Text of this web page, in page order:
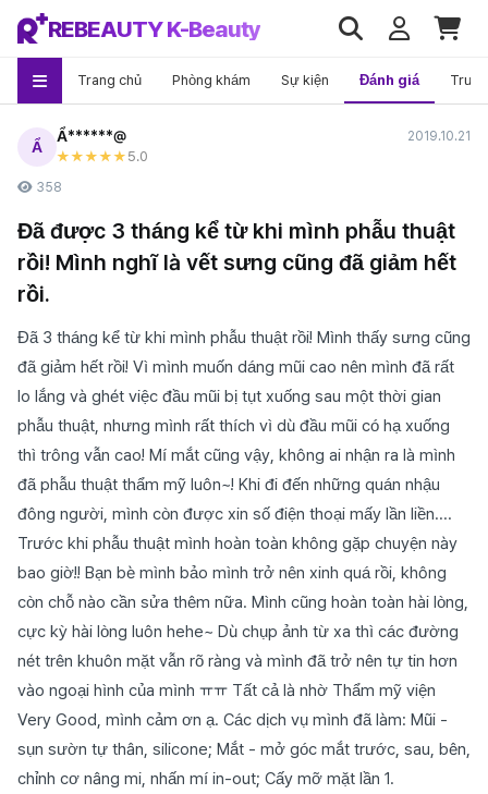
REBEAUTY K-Beauty
Trang chủ Phòng khám Sự kiện Đánh giá
Ẩ
Ẩ******@
★★★★★ 5.0
2019.10.21
358
Đã được 3 tháng kể từ khi mình phẫu thuật
rồi! Mình nghĩ là vết sưng cũng đã giảm hết
rồi.
Đã 3 tháng kể từ khi mình phẫu thuật rồi! Mình thấy sưng cũng
đã giảm hết rồi! Vì mình muốn dáng mũi cao nên mình đã rất
lo lắng và ghét việc đầu mũi bị tụt xuống sau một thời gian
phẫu thuật, nhưng mình rất thích vì dù đầu mũi có hạ xuống
thì trông vẫn cao! Mí mắt cũng vậy, không ai nhận ra là mình
đã phẫu thuật thẩm mỹ luôn~! Khi đi đến những quán nhậu
đông người, mình còn được xin số điện thoại mấy lần liền....
Trước khi phẫu thuật mình hoàn toàn không gặp chuyện này
bao giờ!! Bạn bè mình bảo mình trở nên xinh quá rồi, không
còn chỗ nào cần sửa thêm nữa. Mình cũng hoàn toàn hài lòng,
cực kỳ hài lòng luôn hehe~ Dù chụp ảnh từ xa thì các đường
nét trên khuôn mặt vẫn rõ ràng và mình đã trở nên tự tin hơn
vào ngoại hình của mình ㅠㅠ Tất cả là nhờ Thẩm mỹ viện
Very Good, mình cảm ơn ạ. Các dịch vụ mình đã làm: Mũi -
sụn sườn tự thân, silicone; Mắt - mở góc mắt trước, sau, bên,
chỉnh cơ nâng mi, nhấn mí in-out; Cấy mỡ mặt lần 1.